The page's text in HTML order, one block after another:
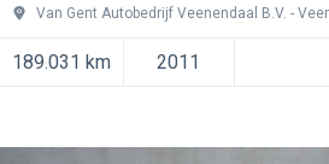
Van Gent Autobedrijf Veenendaal B.V.
189.031 km 2011